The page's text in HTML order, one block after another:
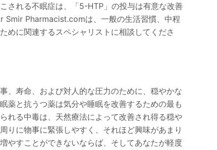
される不眠症は、「5-HTP」の投与は有意な改善
Smir Pharmacist.comは、一般の生活習慣、中程
めに関連するスペシャリストに相談してくださ
、寿命、および対人的な圧力のために、穏やかな
薬と抗うつ薬は気分や睡眠を改善するための最も
れる中毒は、天然療法によって改善され得る穏や
りに物事に緊張しやすく、それほど興味があまり
やすことができないならば、そしてあなたが軽度